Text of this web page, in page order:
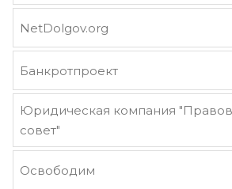
NetDolgov.org
Банкротпроект
Юридическая компания "Правовой
совет"
Освободим